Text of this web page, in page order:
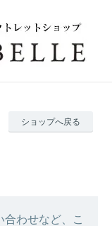
ショップへ戻る
わせなど、こ